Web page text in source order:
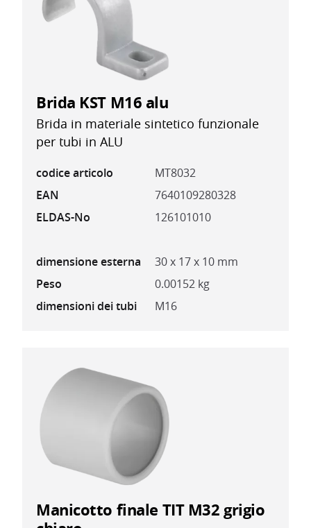
Brida KST M16 alu
Brida in materiale sintetico funzionale
per tubi in ALU
codice articolo
MT8032
EAN
7640109280328
ELDAS-No
126101010
dimensione esterna
30 x 17 x 10 mm
Peso
0.00152 kg
dimensioni dei tubi
M16
Manicotto finale TIT M32 grigio